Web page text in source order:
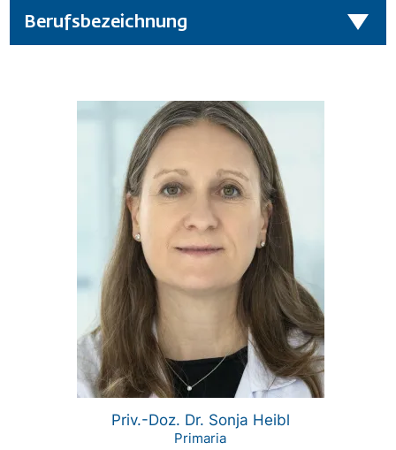
Berufsbezeichnung
Priv.-Doz. Dr. Sonja Heibl
Primaria